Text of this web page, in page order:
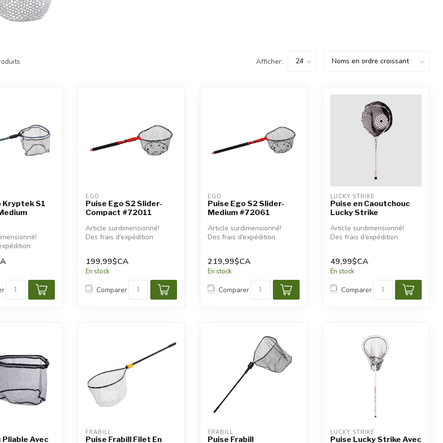
Afficher:
Kryptek S1
EGO
Puise Ego S2 Slider-
Compact #72011
Article surdimensionné!
Des frais d’expédition
199,99$CA
En stock
Comparer
EGO
Puise Ego S2 Slider-
Medium #72061
Article surdimensionné!
Des frais d’expédition
219,99$CA
En stock
Comparer
LUCKY STRIKE
Puise en Caoutchouc
Lucky Strike
Article surdimensionné!
Des frais d’expédition
49,99$CA
En stock
Comparer
Pliable Avec
FRABILL
Puise Frabill Filet En
FRABILL
Puise Frabill
LUCKY STRIKE
Puise Lucky Strike Avec